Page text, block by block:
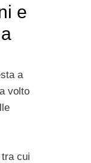
e
a
volto
cui